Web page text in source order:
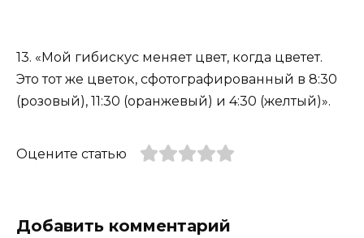
13. «Мой гибискус меняет цвет, когда цветет.
Это тот же цветок, сфотографированный в 8:30
(розовый), 11:30 (оранжевый) и 4:30 (желтый)».
Оцените статью
Добавить комментарий